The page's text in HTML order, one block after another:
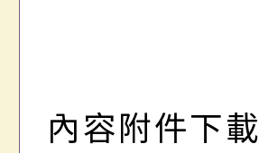
內容附件下載